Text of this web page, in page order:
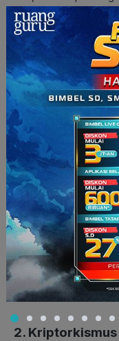
pria juga terbagi
luar. Pada organ luar,
itu, pada organ
dan kelenjar
Organ reproduksi pria
kebersihannya,
gangguan. Berikut
menyerang organ
1.
Gangguan pada
hipogonadisme.
fungsi testis yang
hormon, seperti
Gangguan ini
adanya tanda-
penyakit ini dapat
2. Kriptorkismus